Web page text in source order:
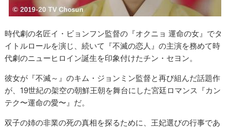
時代劇の名匠イ・ビョンフン監督の『オクニョ 運命の女』でタ
イトルロールを演じ、続いて『不滅の恋人』の主演を務めて時
代劇のニューヒロイン誕生を印象付けたチン・セヨン。
彼女が『不滅～』のキム・ジョンミン監督と再び組んだ話題作
が、19世紀の架空の朝鮮王朝を舞台にした宮廷ロマンス『カン
テク〜運命の愛〜』だ。
双子の姉の非業の死の真相を探るために、王妃選びの行事であ